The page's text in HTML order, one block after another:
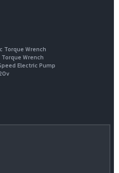
Torque Wrench
Wrench
Electric Pump